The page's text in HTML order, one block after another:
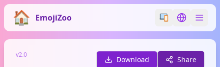
EmojiZoo Switch emoji
Switch
v2.0
Download Share